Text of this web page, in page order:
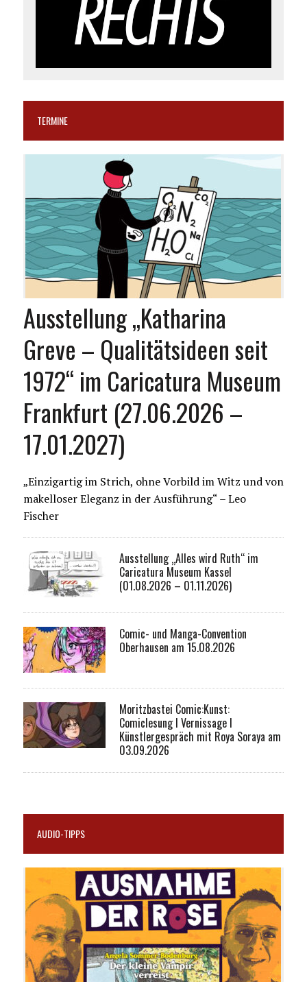
TERMINE
Ausstellung „Katharina
Greve – Qualitätsideen seit
1972“ im Caricatura Museum
Frankfurt (27.06.2026 –
17.01.2027)
„Einzigartig im Strich, ohne Vorbild im Witz und von
makelloser Eleganz in der Ausführung“ – Leo
Fischer
Ausstellung „Alles wird Ruth“ im
Caricatura Museum Kassel
(01.08.2026 – 01.11.2026)
Comic- und Manga-Convention
Oberhausen am 15.08.2026
Moritzbastei Comic:Kunst:
Comiclesung I Vernissage I
Künstlergespräch mit Roya Soraya am
03.09.2026
AUDIO-TIPPS